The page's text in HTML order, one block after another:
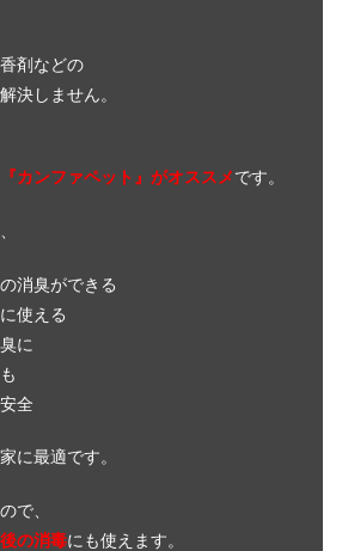
膝蓋骨脱臼のサプリメントでおす
めの5選！予防法も解説！
臭い原因とは！ストレスが関係し
のサプリメントで貧血に良いおすす
選！予防＆対策も解説
の車椅子の作り方！DIY初心者でも
作りはできるの？
が肥満になる病気！？急に太ったら
意したい症状とは
剤などの
決しません。
カンファペット』がオススメです。
消臭ができる
使える
に
全
に最適です。
で、
の消毒にも使えます。